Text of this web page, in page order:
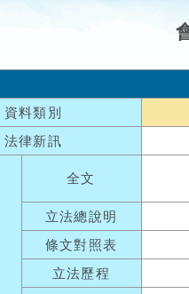
資料類別
法律新訊
全文
立法總說明
條文對照表
立法歷程